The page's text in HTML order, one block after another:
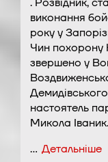
виконання
року у
Чин похорону
звершено у
настоятель
Микола Іваник.
… Детальніше